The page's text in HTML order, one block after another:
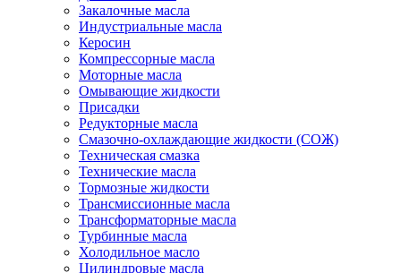
Закалочные масла
Индустриальные масла
Керосин
Компрессорные масла
Моторные масла
Омывающие жидкости
Присадки
Редукторные масла
Смазочно-охлаждающие жидкости (СОЖ)
Техническая смазка
Технические масла
Тормозные жидкости
Трансмиссионные масла
Трансформаторные масла
Турбинные масла
Холодильное масло
Цилиндровые масла